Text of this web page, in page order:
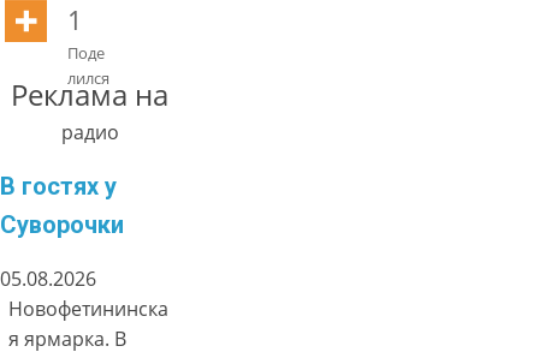
1
Поде
лился
Реклама на
радио
В гостях у
Суворочки
05.08.2026
Новофетининска
я ярмарка. В